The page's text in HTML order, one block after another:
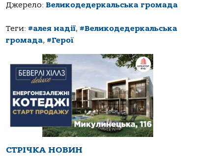
Джерело: Великодедеркальська громада
Теги: #алея надії, #Великодедеркальська
громада, #Герої
СТРІЧКА НОВИН